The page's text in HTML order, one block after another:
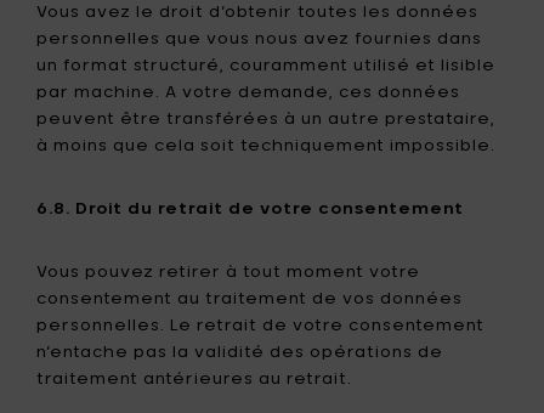
Vous avez le droit d’obtenir toutes les données
personnelles que vous nous avez fournies dans
un format structuré, couramment utilisé et lisible
par machine. A votre demande, ces données
peuvent être transférées à un autre prestataire,
à moins que cela soit techniquement impossible.
6.8. Droit du retrait de votre consentement
Vous pouvez retirer à tout moment votre
consentement au traitement de vos données
personnelles. Le retrait de votre consentement
n’entache pas la validité des opérations de
traitement antérieures au retrait.